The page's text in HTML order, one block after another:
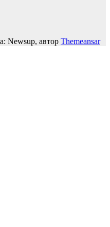
Newsup, автор Themeansar